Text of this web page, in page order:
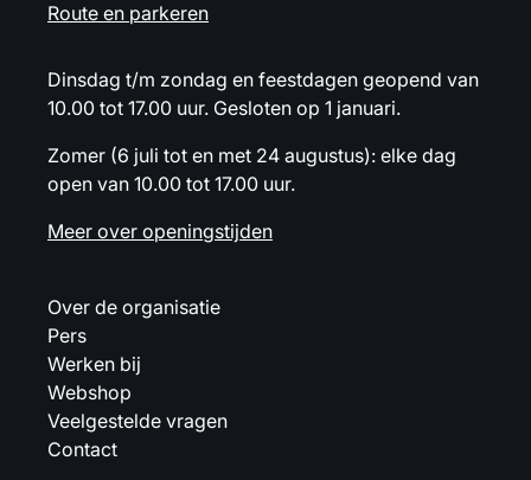
Route en parkeren
Dinsdag t/m zondag en feestdagen geopend van
10.00 tot 17.00 uur. Gesloten op 1 januari.
Zomer (6 juli tot en met 24 augustus): elke dag
open van 10.00 tot 17.00 uur.
Meer over openingstijden
Over de organisatie
Pers
Werken bij
Webshop
Veelgestelde vragen
Contact